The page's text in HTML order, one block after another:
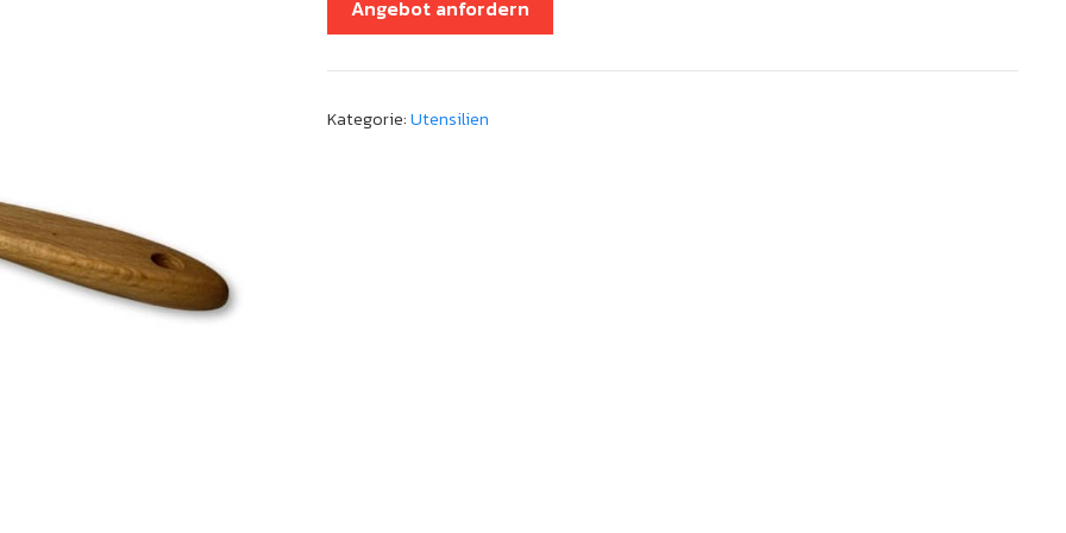
Angebot anfordern
Kategorie:Utensilien